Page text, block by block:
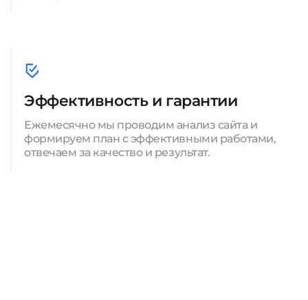
Эффективность и гарантии
Ежемесячно мы проводим анализ сайта и
формируем план с эффективными работами,
отвечаем за качество и результат.